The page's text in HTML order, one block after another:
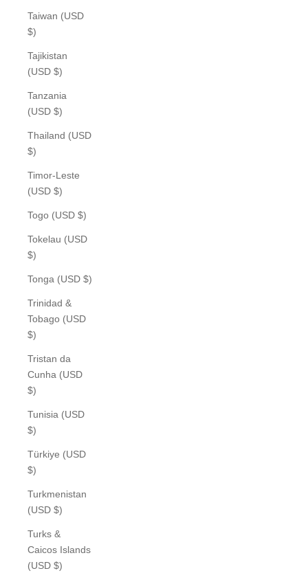
Taiwan (USD
$)
Tajikistan
(USD $)
Tanzania
(USD $)
Thailand (USD
$)
Timor-Leste
(USD $)
Togo (USD $)
Tokelau (USD
$)
Tonga (USD $)
Trinidad &
Tobago (USD
$)
Tristan da
Cunha (USD
$)
Tunisia (USD
$)
Türkiye (USD
$)
Turkmenistan
(USD $)
Turks &
Caicos Islands
(USD $)